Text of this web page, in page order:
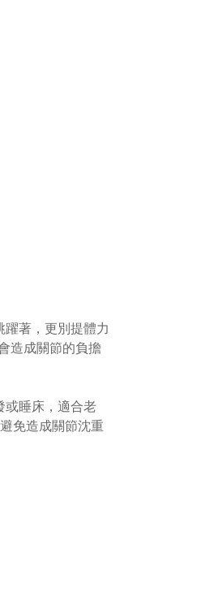
著，更別提體力
造成關節的負擔
或睡床，適合老
免造成關節沈重